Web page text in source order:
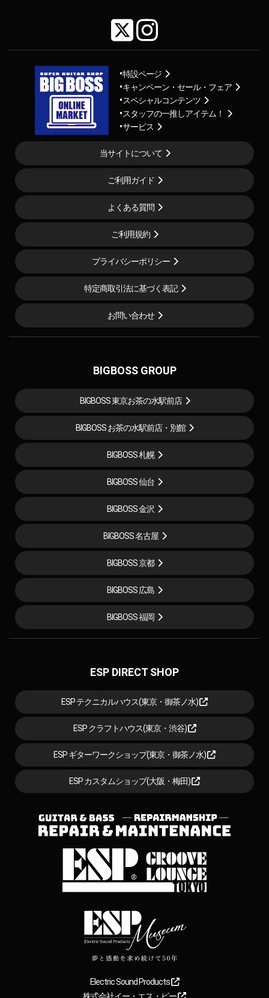
特設ページ
キャンペーン・セール・フェア
スペシャルコンテンツ
スタッフの一推しアイテム！
サービス
当サイトについて
ご利用ガイド
よくある質問
ご利用規約
プライバシーポリシー
特定商取引法に基づく表記
お問い合わせ
BIGBOSS GROUP
BIGBOSS 東京お茶の水駅前店
BIGBOSS お茶の水駅前店・別館
BIGBOSS 札幌
BIGBOSS 仙台
BIGBOSS 金沢
BIGBOSS 名古屋
BIGBOSS 京都
BIGBOSS 広島
BIGBOSS 福岡
ESP DIRECT SHOP
ESP テクニカルハウス(東京・御茶ノ水)
ESP クラフトハウス(東京・渋谷)
ESP ギターワークショップ(東京・御茶ノ水)
ESP カスタムショップ(大阪・梅田)
Electric Sound Products